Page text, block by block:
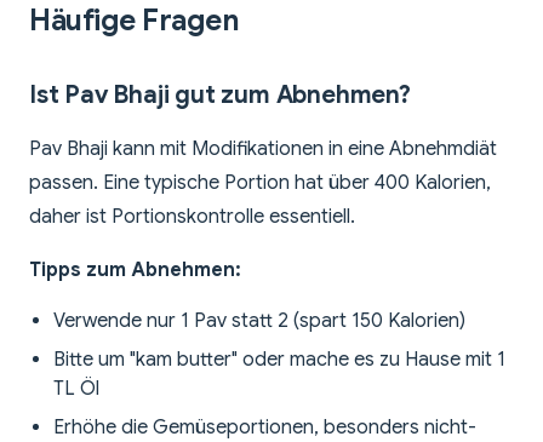
Häufige Fragen
Ist Pav Bhaji gut zum Abnehmen?
Pav Bhaji kann mit Modifikationen in eine Abnehmdiät
passen. Eine typische Portion hat über 400 Kalorien,
daher ist Portionskontrolle essentiell.
Tipps zum Abnehmen:
Verwende nur 1 Pav statt 2 (spart 150 Kalorien)
Bitte um "kam butter" oder mache es zu Hause mit 1
TL Öl
Erhöhe die Gemüseportionen, besonders nicht-